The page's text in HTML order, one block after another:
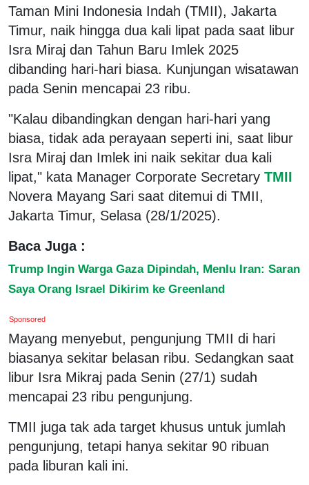
Taman Mini Indonesia Indah (TMII), Jakarta
Timur, naik hingga dua kali lipat pada saat libur
Isra Miraj dan Tahun Baru Imlek 2025
dibanding hari-hari biasa. Kunjungan wisatawan
pada Senin mencapai 23 ribu.
"Kalau dibandingkan dengan hari-hari yang
biasa, tidak ada perayaan seperti ini, saat libur
Isra Miraj dan Imlek ini naik sekitar dua kali
lipat," kata Manager Corporate Secretary TMII
Novera Mayang Sari saat ditemui di TMII,
Jakarta Timur, Selasa (28/1/2025).
Baca Juga :
Trump Ingin Warga Gaza Dipindah, Menlu Iran: Saran
Saya Orang Israel Dikirim ke Greenland
Sponsored
Mayang menyebut, pengunjung TMII di hari
biasanya sekitar belasan ribu. Sedangkan saat
libur Isra Mikraj pada Senin (27/1) sudah
mencapai 23 ribu pengunjung.
TMII juga tak ada target khusus untuk jumlah
pengunjung, tetapi hanya sekitar 90 ribuan
pada liburan kali ini.